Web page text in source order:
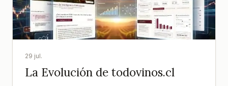
29 jul.
La Evolución de todovinos.cl